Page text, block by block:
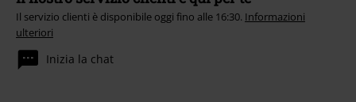
Il servizio clienti è disponibile oggi fino alle 16:30. Informazioni
ulteriori
Inizia la chat